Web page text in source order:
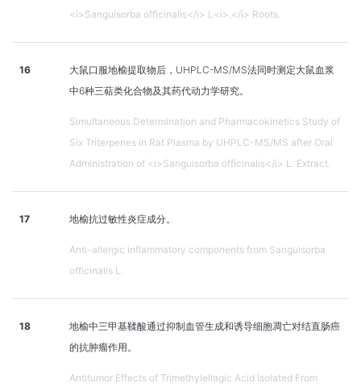
<i>Sanguisorba officinalis</i> L<i>.</i> Roots.
16
大鼠口服地榆提取物后，UHPLC-MS/MS法同时测定大鼠血浆
中6种三萜类化合物及其药代动力学研究。
Simultaneous Determination and Pharmacokinetics Study of
Six Triterpenes in Rat Plasma by UHPLC-MS/MS after Oral
Administration of <i>Sanguisorba officinalis</i> L. Extract.
17 地榆抗过敏性炎症成分。
Anti-allergic inflammatory components from Sanguisorba
officinalis L.
18
地榆中三甲基鞣酸通过抑制血管生成和诱导细胞凋亡对结直肠癌
的抗肿瘤作用。
Antitumor Effects of Trimethylellagic Acid Isolated From